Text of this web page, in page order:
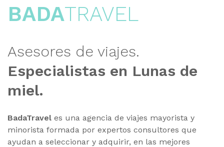
BADATRAVEL
Asesores de viajes.
Especialistas en Lunas de
miel.
BadaTravel es una agencia de viajes mayorista y
minorista formada por expertos consultores que
ayudan a seleccionar y adquirir, en las mejores